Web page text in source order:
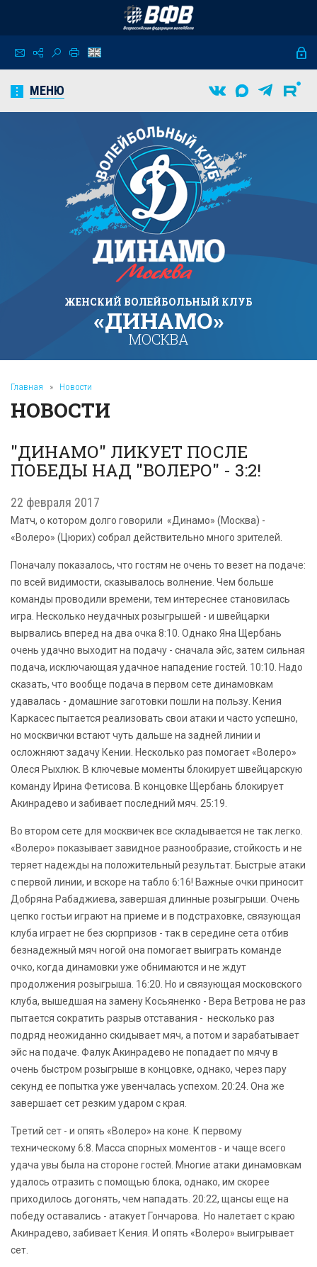
МЕНЮ
ЖЕНСКИЙ ВОЛЕЙБОЛЬНЫЙ КЛУБ
«ДИНАМО»
МОСКВА
Главная » Новости
НОВОСТИ
"ДИНАМО" ЛИКУЕТ ПОСЛЕ
ПОБЕДЫ НАД "ВОЛЕРО" - 3:2!
22 февраля 2017
Матч, о котором долго говорили «Динамо» (Москва) -
«Волеро» (Цюрих) собрал действительно много зрителей.
Поначалу показалось, что гостям не очень то везет на подаче:
по всей видимости, сказывалось волнение. Чем больше
команды проводили времени, тем интереснее становилась
игра. Несколько неудачных розыгрышей - и швейцарки
вырвались вперед на два очка 8:10. Однако Яна Щербань
очень удачно выходит на подачу - сначала эйс, затем сильная
подача, исключающая удачное нападение гостей. 10:10. Надо
сказать, что вообще подача в первом сете динамовкам
удавалась - домашние заготовки пошли на пользу. Кения
Каркасес пытается реализовать свои атаки и часто успешно,
но москвички встают чуть дальше на задней линии и
осложняют задачу Кении. Несколько раз помогает «Волеро»
Олеся Рыхлюк. В ключевые моменты блокирует швейцарскую
команду Ирина Фетисова. В концовке Щербань блокирует
Акинрадево и забивает последний мяч. 25:19.
Во втором сете для москвичек все складывается не так легко.
«Волеро» показывает завидное разнообразие, стойкость и не
теряет надежды на положительный результат. Быстрые атаки
с первой линии, и вскоре на табло 6:16! Важные очки приносит
Добряна Рабаджиева, завершая длинные розыгрыши. Очень
цепко гостьи играют на приеме и в подстраховке, связующая
клуба играет не без сюрпризов - так в середине сета отбив
безнадежный мяч ногой она помогает выиграть команде
очко, когда динамовки уже обнимаются и не ждут
продолжения розыгрыша. 16:20. Но и связующая московского
клуба, вышедшая на замену Косьяненко - Вера Ветрова не раз
пытается сократить разрыв отставания - несколько раз
подряд неожиданно скидывает мяч, а потом и зарабатывает
эйс на подаче. Фалук Акинрадево не попадает по мячу в
очень быстром розыгрыше в концовке, однако, через пару
секунд ее попытка уже увенчалась успехом. 20:24. Она же
завершает сет резким ударом с края.
Третий сет - и опять «Волеро» на коне. К первому
техническому 6:8. Масса спорных моментов - и чаще всего
удача увы была на стороне гостей. Многие атаки динамовкам
удалось отразить с помощью блока, однако, им скорее
приходилось догонять, чем нападать. 20:22, щансы еще на
победу оставались - атакует Гончарова. Но налетает с краю
Акинрадево, забивает Кения. И опять «Волеро» выигрывает
сет.